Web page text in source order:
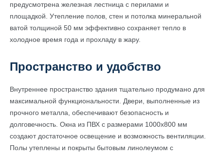
предусмотрена железная лестница с перилами и
площадкой. Утепление полов, стен и потолка минеральной
ватой толщиной 50 мм эффективно сохраняет тепло в
холодное время года и прохладу в жару.
Пространство и удобство
Внутреннее пространство здания тщательно продумано для
максимальной функциональности. Двери, выполненные из
прочного металла, обеспечивают безопасность и
долговечность. Окна из ПВХ с размерами 1000х800 мм
создают достаточное освещение и возможность вентиляции.
Полы утеплены и покрыты бытовым линолеумом с